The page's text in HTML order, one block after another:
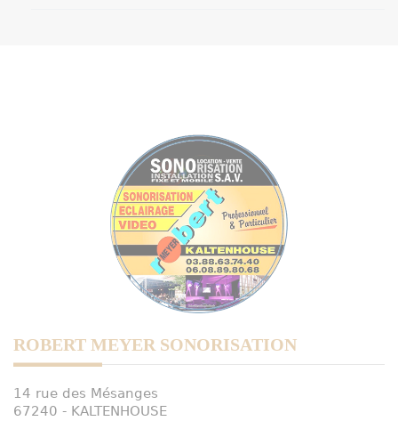
ROBERT MEYER SONORISATION
14 rue des Mésanges
67240 - KALTENHOUSE